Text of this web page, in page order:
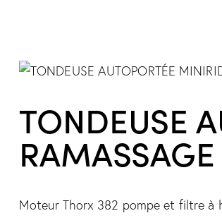
TONDEUSE
Moteur Thorx 382 pompe et filtre à